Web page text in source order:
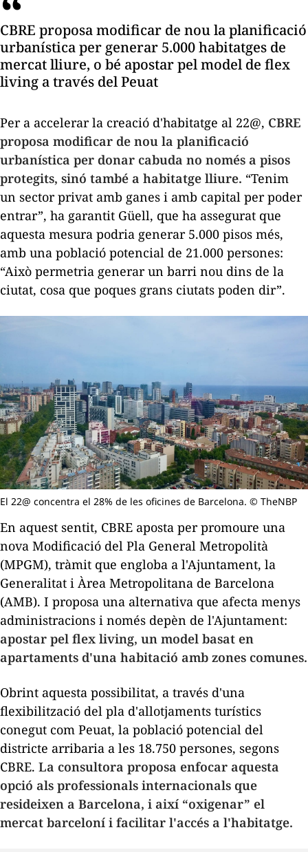
CBRE proposa modificar de nou la planificació
urbanística per generar 5.000 habitatges de
mercat lliure, o bé apostar pel model de flex
living a través del Peuat
Per a accelerar la creació d'habitatge al 22@, CBRE
proposa modificar de nou la planificació
urbanística per donar cabuda no només a pisos
protegits, sinó també a habitatge lliure. “Tenim
un sector privat amb ganes i amb capital per poder
entrar”, ha garantit Güell, que ha assegurat que
aquesta mesura podria generar 5.000 pisos més,
amb una població potencial de 21.000 persones:
“Això permetria generar un barri nou dins de la
ciutat, cosa que poques grans ciutats poden dir”.
El 22@ concentra el 28% de les oficines de Barcelona. © TheNBP
En aquest sentit, CBRE aposta per promoure una
nova Modificació del Pla General Metropolità
(MPGM), tràmit que engloba a l'Ajuntament, la
Generalitat i Àrea Metropolitana de Barcelona
(AMB). I proposa una alternativa que afecta menys
administracions i només depèn de l'Ajuntament:
apostar pel flex living, un model basat en
apartaments d'una habitació amb zones comunes.
Obrint aquesta possibilitat, a través d'una
flexibilització del pla d'allotjaments turístics
conegut com Peuat, la població potencial del
districte arribaria a les 18.750 persones, segons
CBRE. La consultora proposa enfocar aquesta
opció als professionals internacionals que
resideixen a Barcelona, i així “oxigenar” el
mercat barceloní i facilitar l'accés a l'habitatge.